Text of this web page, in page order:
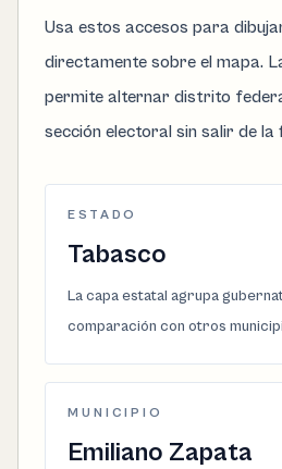
Usa estos accesos para
directamente sobre el mapa.
permite alternar distrito
sección electoral sin salir de la
ESTADO
Tabasco
La capa estatal agrupa
comparación con otros
MUNICIPIO
Emiliano Zapata